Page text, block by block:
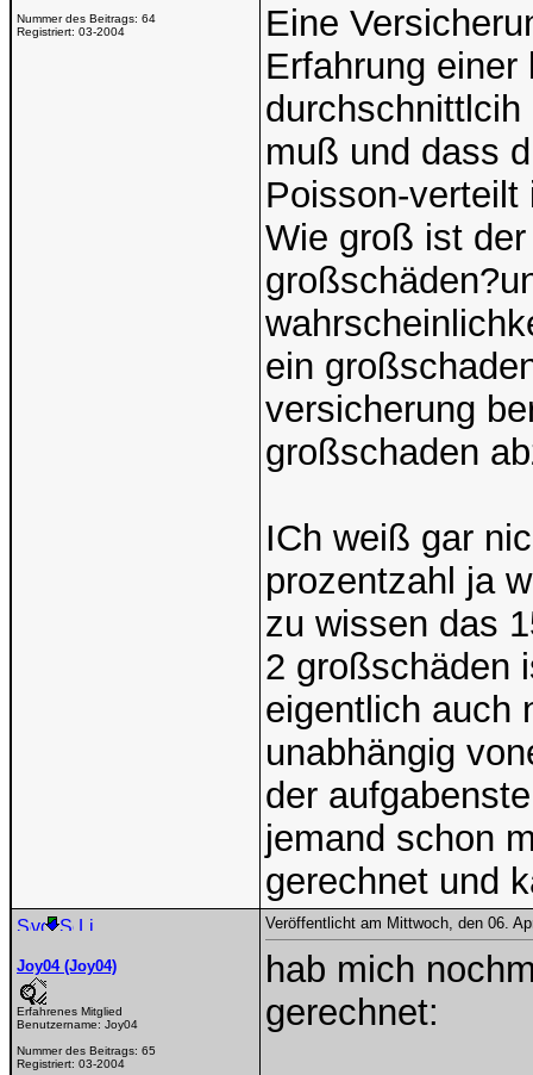
Nummer des Beitrags: 64
Registriert: 03-2004
Eine
Erfahrung
muß und dass
Poisson-verteilt
Wie groß ist
ein
versicherung
großschaden
ICh weiß gar
prozentzahl ja
zu wissen das
2 großschäden
eigentlich auch
unabhängig
der
jemand schon
gerechnet und
Joy04 (Joy04)
Erfahrenes Mitglied
Benutzername: Joy04
Nummer des Beitrags: 65
Registriert: 03-2004
Veröffentlicht am Mittwoch, den 06.
hab mich
gerechnet: